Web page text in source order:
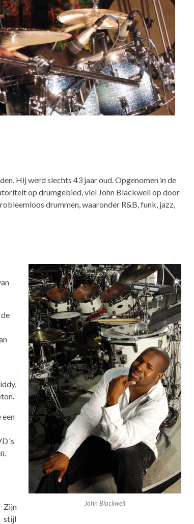
Hij werd slechts 43 jaar oud. Opgenomen in de
op drumgebied, viel John Blackwell op door
drummen, waaronder R&B, funk, jazz,
John Blackwell
een
.
Zijn
stijl